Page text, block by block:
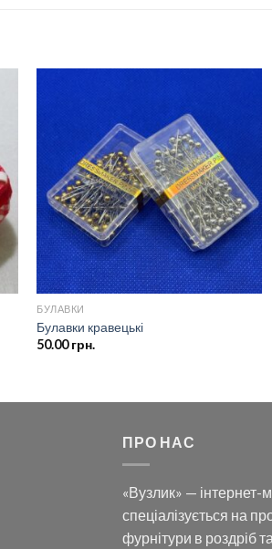
списку
бажань
БУЛАВКИ
Булавки кравецькі
50.00грн.
ПРО НАС
«Вузлик» — інтернет-
спеціалізується на
фурнітури в роздріб